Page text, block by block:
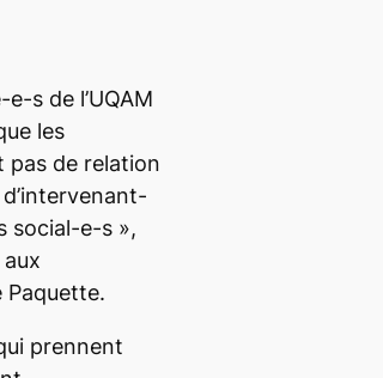
s de l’UQAM
les
pas de relation
d’intervenant-
social-e-s »,
Paquette.
prennent